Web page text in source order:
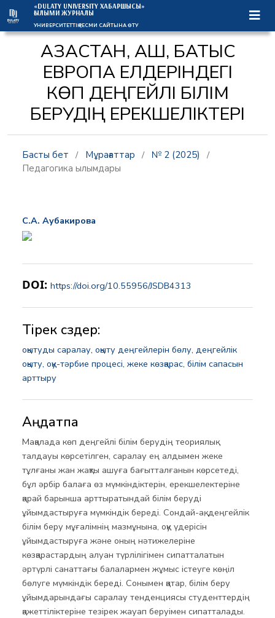
«DULATY UNIVERSITY ХАБАРШЫСЫ»
ҒЫЛЫМИ ЖУРНАЛЫ
УНИВЕРСИТЕТТІҢ РЕСМИ САЙТЫНА ӨТУ
ҚАЗАҚСТАН, АҚШ, БАТЫС
ЕВРОПА ЕЛДЕРІНДЕГІ
КӨП ДЕҢГЕЙЛІ БІЛІМ
БЕРУДІҢ ЕРЕКШЕЛІКТЕРІ
Басты бет / Мұрағаттар / № 2 (2025)
/
Педагогика ғылымдары
С.А. Аубакирова
DOI: https://doi.org/10.55956/JSDB4313
Тірек сөздер:
оқытуды саралау, оқыту деңгейлерін бөлу, деңгейлік
оқыту, оқу-тәрбие процесі, жеке көзқарас, білім сапасын
арттыру
Аңдатпа
Мақалада көп деңгейлі білім берудің теориялық
талдауы көрсетілген, саралау ең алдымен жеке
тұлғаны жан жақты ашуға бағытталғанын көрсетеді,
бұл әрбір балаға өз мүмкіндіктерін, ерекшелектеріне
қарай барынша арттыратындай білім беруді
ұйымдастыруға мүмкіндік береді. Сондай-ақ, деңгейлік
білім беру мұғалімнің мазмұнына, оқу үдерісін
ұйымдастыруға және оның нәтижелеріне
көзқарастардың алуан түрлілігімен сипатталатын
әртүрлі санаттағы балалармен жұмыс істеуге көңіл
бөлуге мүмкіндік береді. Сонымен қатар, білім беру
ұйымдарындағы саралау тенденциясы студенттердің
қажеттіліктеріне тезірек жауап беруімен сипатталады.